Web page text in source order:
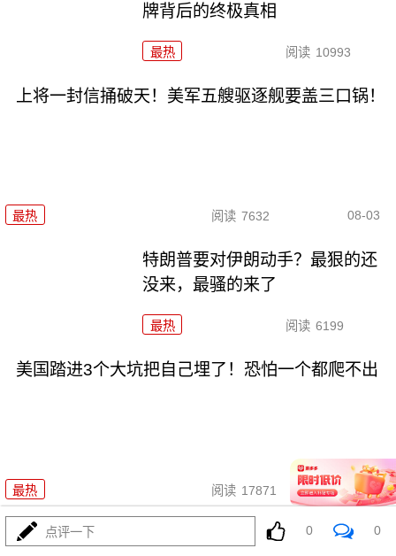
牌背后的终极真相
最热 阅读 10993
上将一封信捅破天！美军五艘驱逐舰要盖三口锅！
最热 阅读 7632 08-03
特朗普要对伊朗动手？最狠的还
没来，最骚的来了
最热 阅读 6199
美国踏进3个大坑把自己埋了！恐怕一个都爬不出
最热 阅读 17871 08-03
政治自杀！菲律宾防长，你这是在给菲律宾掘墓！
点评一下 0 0